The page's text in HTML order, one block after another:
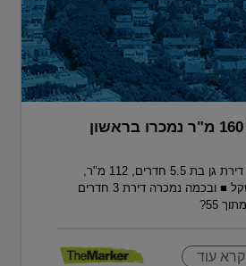
שתי דירות של 160 מ"ר נמכרו בראשון
וגם: בעפולה נמכרה דירת גן בת 5.5 חדרים, 112 מ"ר,
תמורת 1.45 מיליון שקל ■ ובכמה נמכרה דירת 3 חדרים
קרא עוד